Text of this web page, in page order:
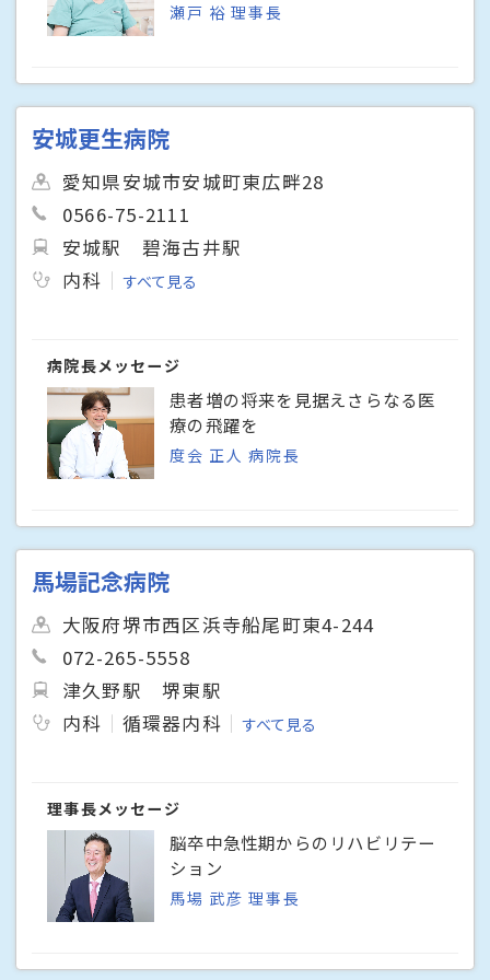
瀬戸 裕 理事長
安城更生病院
愛知県安城市安城町東広畔28
0566-75-2111
安城駅 碧海古井駅
内科
すべて見る
病院長メッセージ
患者増の将来を見据えさらなる医
療の飛躍を
度会 正人 病院長
馬場記念病院
大阪府堺市西区浜寺船尾町東4-244
072-265-5558
津久野駅堺東駅
内科
循環器内科 すべて見る
理事長メッセージ
脳卒中急性期からのリハビリテー
ション
馬場 武彦 理事長